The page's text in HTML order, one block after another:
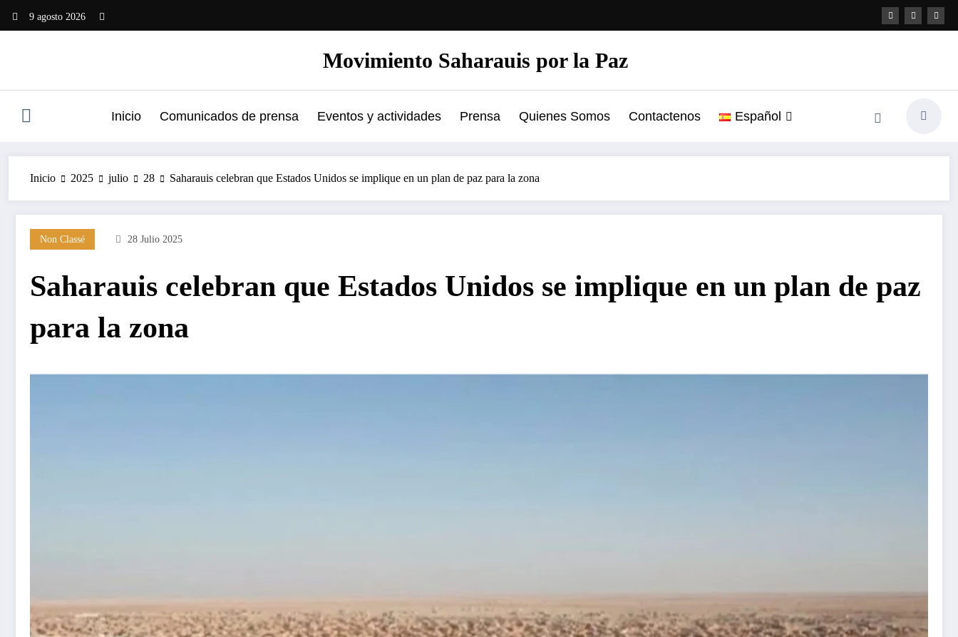
9 agosto 2026
Movimiento Saharauis por la Paz
Inicio Comunicados de prensa Eventos y actividades Prensa Quienes Somos Contactenos Español
Inicio 2025 julio 28 Saharauis celebran que Estados Unidos se implique en un plan de paz para la zona
Non Classé 28 Julio 2025
Saharauis celebran que Estados Unidos se implique en un plan de paz
para la zona